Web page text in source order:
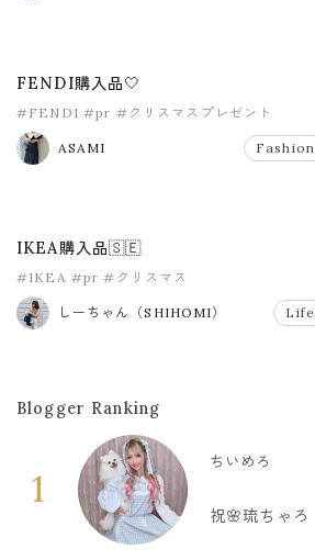
FENDI購入品🤍
#FENDI #pr #クリスマスプレゼント
ASAMI Fashion
IKEA購入品🇸🇪
#IKEA #pr #クリスマス
しーちゃん（SHIHOMI） Life
Blogger Ranking
1
ちいめろ
祝🌸琉ちゃろ